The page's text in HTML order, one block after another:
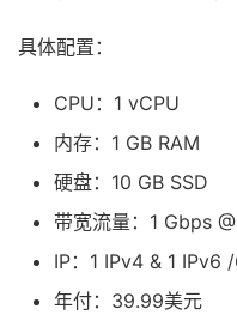
具体配置：
CPU：1 vCPU
内存：1 GB RAM
硬盘：10 GB SSD
带宽流量：1 Gbps
IP：1 IPv4 & 1 IPv6
年付：39.99美元